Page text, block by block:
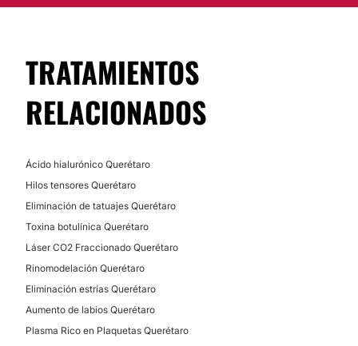
TRATAMIENTOS
RELACIONADOS
Ácido hialurónico Querétaro
Hilos tensores Querétaro
Eliminación de tatuajes Querétaro
Toxina botulínica Querétaro
Láser CO2 Fraccionado Querétaro
Rinomodelación Querétaro
Eliminación estrías Querétaro
Aumento de labios Querétaro
Plasma Rico en Plaquetas Querétaro